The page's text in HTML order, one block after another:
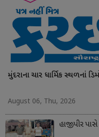
મુંદરાના ચાર ધાર્મિક સ્થળનાં
August 06, Thu, 2026
હાજીપીર